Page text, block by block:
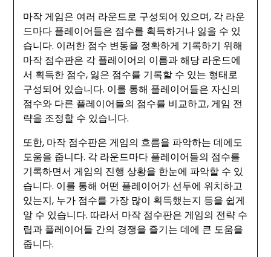
마작 게임은 여러 라운드로 구성되어 있으며, 각 라운
드마다 플레이어들은 점수를 획득하거나 잃을 수 있
습니다. 이러한 점수 변동을 정확하게 기록하기 위해
마작 점수판은 각 플레이어의 이름과 해당 라운드에
서 획득한 점수, 잃은 점수를 기록할 수 있는 형태로
구성되어 있습니다. 이를 통해 플레이어들은 자신의
점수와 다른 플레이어들의 점수를 비교하고, 게임 전
략을 조정할 수 있습니다.
또한, 마작 점수판은 게임의 흐름을 파악하는 데에도
도움을 줍니다. 각 라운드마다 플레이어들의 점수를
기록하면서 게임의 진행 상황을 한눈에 파악할 수 있
습니다. 이를 통해 어떤 플레이어가 선두에 위치하고
있는지, 누가 점수를 가장 많이 획득했는지 등을 쉽게
알 수 있습니다. 따라서 마작 점수판은 게임의 전략 수
립과 플레이어들 간의 경쟁을 즐기는 데에 큰 도움을
줍니다.